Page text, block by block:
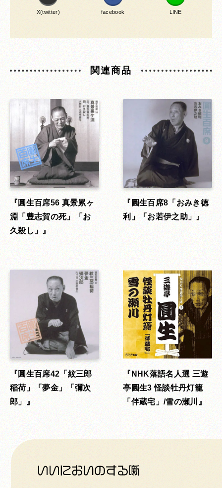
X(twitter) facebook LINE
関連商品
圓生百席56 真景累ヶ
淵「豊志賀の死」「お
久殺し」
圓生百席8「おみき徳
利」「お若伊之助」
圓生百席42「紋三郎
稲荷」「夢金」「彌次
郎」
NHK落語名人選 三遊
亭圓生3 怪談牡丹灯籠
「伴蔵宅」/雪の瀬川